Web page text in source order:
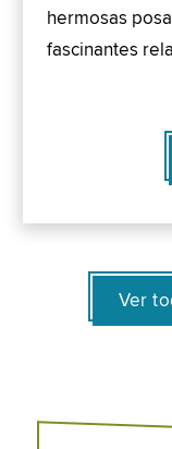
hermosas
fascinantes
Ver